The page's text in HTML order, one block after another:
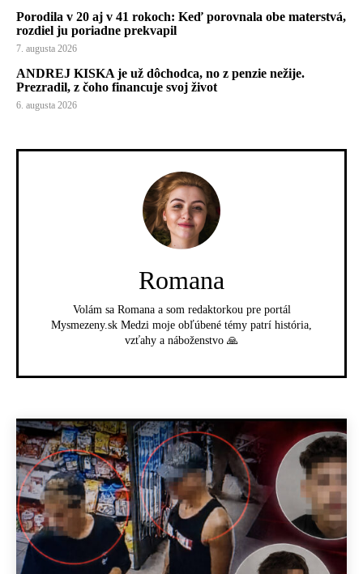
Porodila v 20 aj v 41 rokoch: Keď porovnala obe materstvá,
rozdiel ju poriadne prekvapil
7. augusta 2026
ANDREJ KISKA je už dôchodca, no z penzie nežije.
Prezradil, z čoho financuje svoj život
6. augusta 2026
Romana
Volám sa Romana a som redaktorkou pre portál
Mysmezeny.sk Medzi moje obľúbené témy patrí história,
vzťahy a náboženstvo 🙏